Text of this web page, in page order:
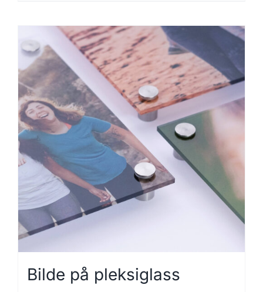
Bilde på pleksiglass